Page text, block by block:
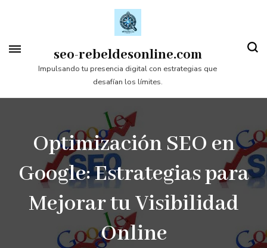
contenido
(presiona
seo-rebeldesonline.com
Impulsando tu presencia digital con estrategias que
desafían los límites.
Optimización SEO en
Google: Estrategias para
Mejorar tu Visibilidad
Online